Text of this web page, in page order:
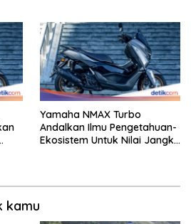
Yamaha NMAX Turbo
Andalkan Ilmu Pengetahuan-
Ekosistem Untuk Nilai Jangka
kamu